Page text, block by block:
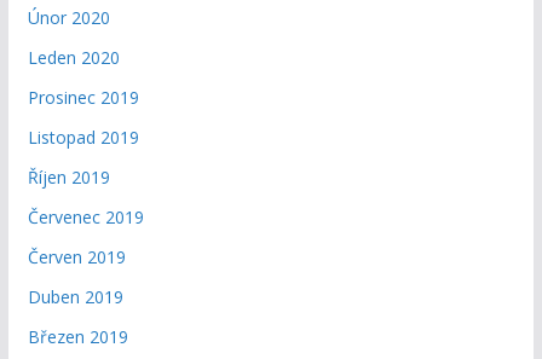
Únor 2020
Leden 2020
Prosinec 2019
Listopad 2019
Říjen 2019
Červenec 2019
Červen 2019
Duben 2019
Březen 2019